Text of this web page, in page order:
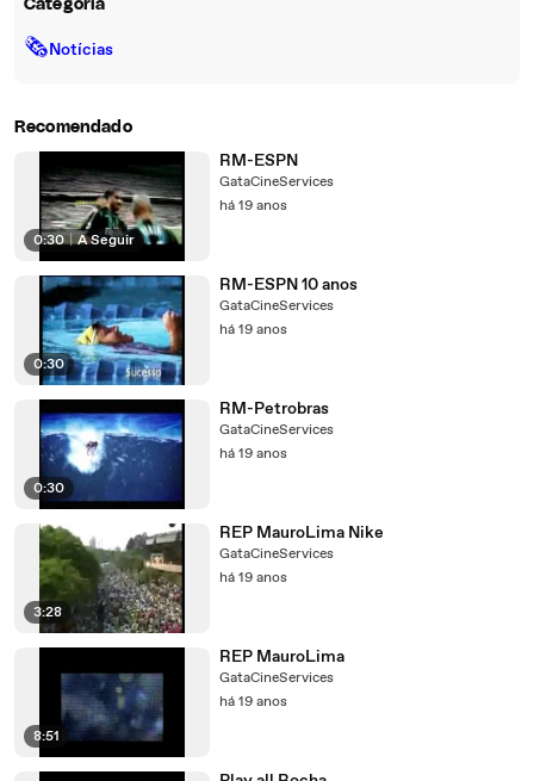
Categoria
🗞Notícias
Recomendado
0:30 | A Seguir
RM-ESPN
GataCineServices
há 19 anos
0:30
RM-ESPN 10 anos
GataCineServices
há 19 anos
0:30
RM-Petrobras
GataCineServices
há 19 anos
3:28
REP MauroLima Nike
GataCineServices
há 19 anos
8:51
REP MauroLima
GataCineServices
há 19 anos